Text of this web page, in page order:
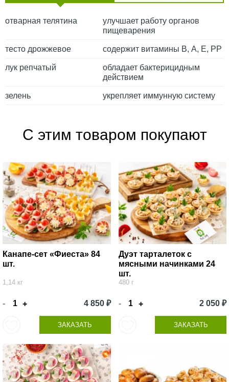
отварная телятина
улучшает работу органов
пищеварения
тесто дрожжевое содержит витамины В, А, Е, РР
лук репчатый
обладает бактерицидным
действием
зелень укрепляет иммунную систему
С этим товаром покупают
Канапе-сет «Фиеста» 84
шт.
1,14 кг
- + 4 850 ₽
ЗАКАЗАТЬ
Дуэт тарталеток с
мясными начинками 24
шт.
480 г
- + 2 050 ₽
ЗАКАЗАТЬ